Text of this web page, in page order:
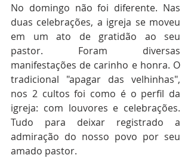
No domingo não foi diferente. Nas
duas celebrações, a igreja se moveu
em um ato de gratidão ao seu
pastor. Foram diversas
manifestações de carinho e honra. O
tradicional "apagar das velhinhas",
nos 2 cultos foi como é o perfil da
igreja: com louvores e celebrações.
Tudo para deixar registrado a
admiração do nosso povo por seu
amado pastor.